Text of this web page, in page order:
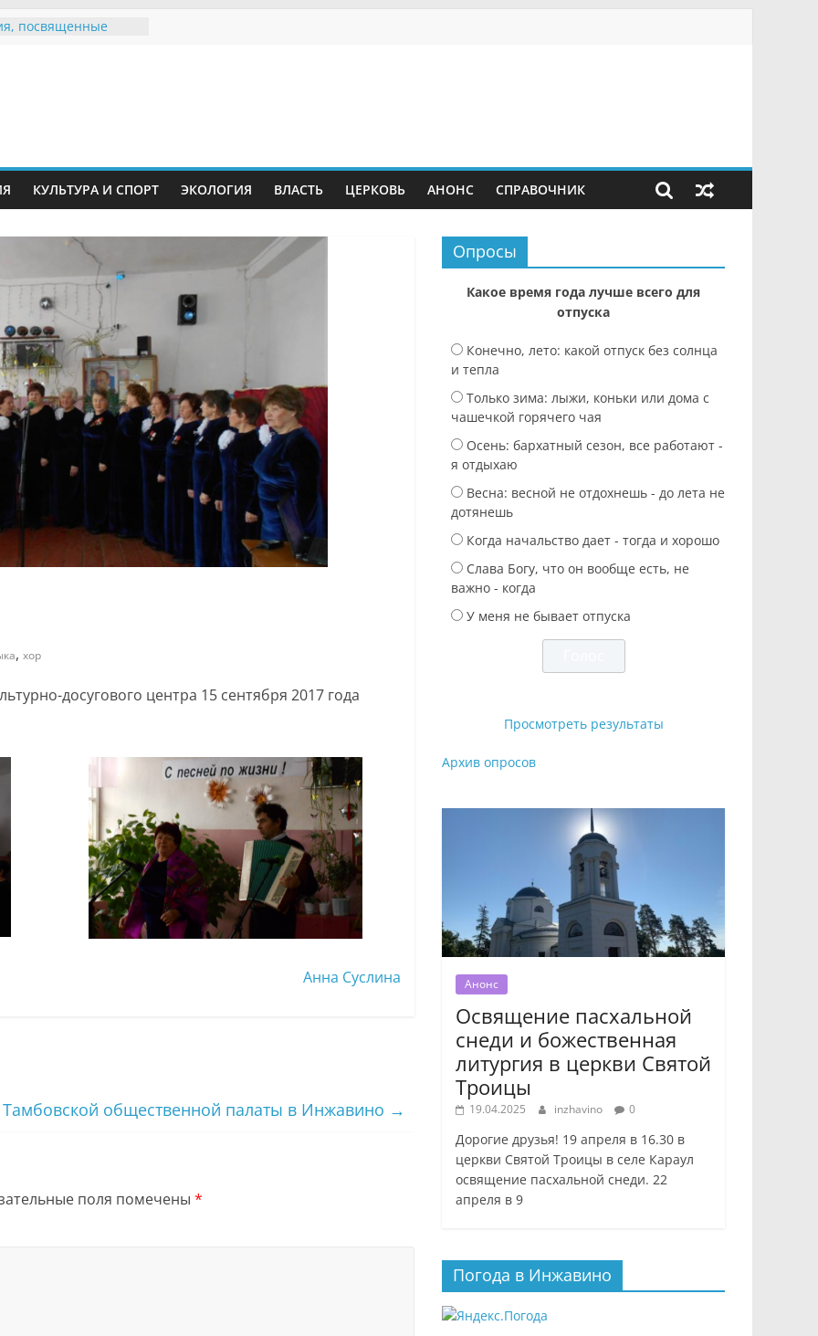
посвященные
в сети Интернет
участие в
«Сохраним
родились крапчатые
КУЛЬТУРА И СПОРТ ЭКОЛОГИЯ ВЛАСТЬ ЦЕРКОВЬ АНОНС СПРАВОЧНИК
, хор
досугового центра 15 сентября 2017 года
Анна Суслина
Тамбовской общественной палаты в Инжавино →
поля помечены *
Опросы
Какое время года лучше всего для
отпуска
Конечно, лето: какой отпуск без солнца
и тепла
Только зима: лыжи, коньки или дома с
чашечкой горячего чая
Осень: бархатный сезон, все работают -
я отдыхаю
Весна: весной не отдохнешь - до лета не
дотянешь
Когда начальство дает - тогда и хорошо
Слава Богу, что он вообще есть, не
важно - когда
У меня не бывает отпуска
Просмотреть результаты
Архив опросов
Анонс
Освящение пасхальной
снеди и божественная
литургия в церкви Святой
Троицы
19.04.2025 inzhavino 0
Дорогие друзья! 19 апреля в 16.30 в
церкви Святой Троицы в селе Караул
освящение пасхальной снеди. 22
апреля в 9
Погода в Инжавино